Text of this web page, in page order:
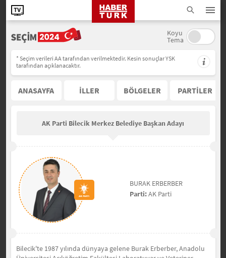
Koyu
Tema
* Seçim verileri AA tarafından verilmektedir. Kesin sonuçlar YSK
tarafından açıklanacaktır.
ANASAYFA İLLER BÖLGELER PARTİLER
AK Parti Bilecik Merkez Belediye Başkan Adayı
BURAK ERBERBER
Parti:AK Parti
Bilecik'te 1987 yılında dünyaya gelene Burak Erberber, Anadolu